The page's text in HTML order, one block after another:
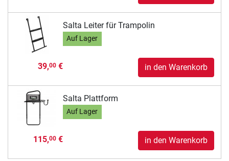
Salta Leiter für Trampolin
Auf Lager
39,00€ in den Warenkorb
Salta Plattform
Auf Lager
115,00€ in den Warenkorb